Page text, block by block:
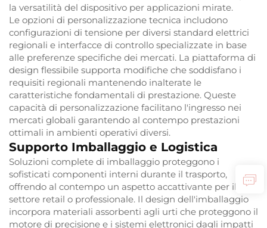
la versatilità del dispositivo per applicazioni mirate.
Le opzioni di personalizzazione tecnica includono
configurazioni di tensione per diversi standard elettrici
regionali e interfacce di controllo specializzate in base
alle preferenze specifiche dei mercati. La piattaforma di
design flessibile supporta modifiche che soddisfano i
requisiti regionali mantenendo inalterate le
caratteristiche fondamentali di prestazione. Queste
capacità di personalizzazione facilitano l'ingresso nei
mercati globali garantendo al contempo prestazioni
ottimali in ambienti operativi diversi.
Supporto Imballaggio e Logistica
Soluzioni complete di imballaggio proteggono i
sofisticati componenti interni durante il trasporto,
offrendo al contempo un aspetto accattivante per il
settore retail o professionale. Il design dell'imballaggio
incorpora materiali assorbenti agli urti che proteggono il
motore di precisione e i sistemi elettronici dagli impatti